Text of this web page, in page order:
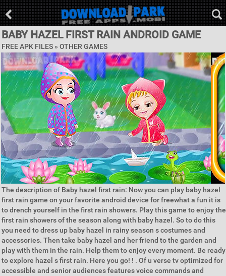
BABY HAZEL FIRST RAIN ANDROID GAME
FREE APK FILES » OTHER GAMES
The description of Baby hazel first rain: Now you can play baby hazel
first rain game on your favorite android device for freewhat a fun it is
to drench yourself in the first rain showers. Play this game to enjoy the
first rain showers of the season along with baby hazel. So to do this
you need to dress up baby hazel in rainy season s costumes and
accessories. Then take baby hazel and her friend to the garden and
play with them in the rain. Help them to enjoy every moment. Be ready
to explore hazel s first rain. Here you go! ! . Of u verse tv optimized for
accessible and senior audiences features voice commands and